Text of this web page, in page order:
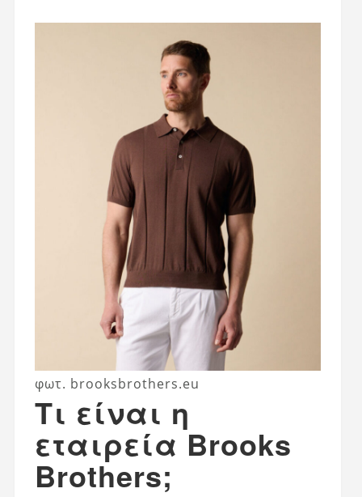
φωτ. brooksbrothers.eu
Τι είναι η
εταιρεία Brooks
Brothers;